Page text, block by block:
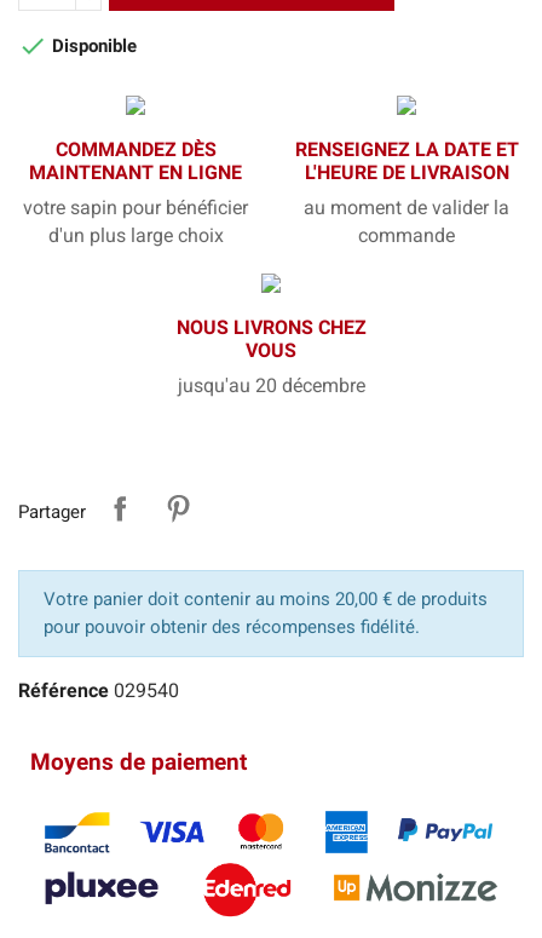
 Disponible
COMMANDEZ DÈS
MAINTENANT EN LIGNE
votre sapin pour bénéficier
d'un plus large choix
RENSEIGNEZ LA DATE ET
L'HEURE DE LIVRAISON
au moment de valider la
commande
NOUS LIVRONS CHEZ
VOUS
jusqu'au 20 décembre
Partager
Votre panier doit contenir au moins 20,00 € de produits
pour pouvoir obtenir des récompenses fidélité.
Référence 029540
Moyens de paiement